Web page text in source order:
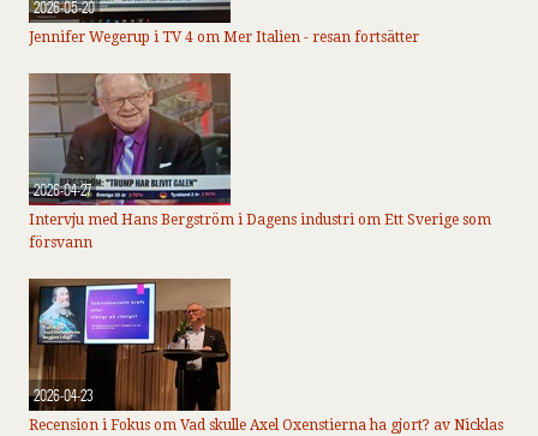
2026-05-20
Jennifer Wegerup i TV 4 om Mer Italien - resan fortsätter
2026-04-27
Intervju med Hans Bergström i Dagens industri om Ett Sverige som
försvann
2026-04-23
Recension i Fokus om Vad skulle Axel Oxenstierna ha gjort? av Nicklas